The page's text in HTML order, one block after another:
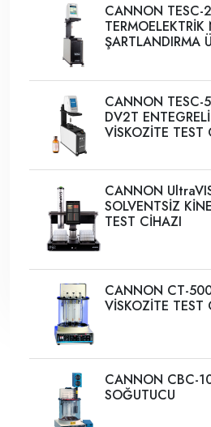
CANNON TESC-
TERMOELEKTRİK
ŞARTLANDIRMA
CANNON TESC-
DV2T
VİSKOZİTE TEST
CANNON
SOLVENTSİZ
TEST CİHAZI
CANNON CT-
VİSKOZİTE TEST
CANNON CBC-
SOĞUTUCU